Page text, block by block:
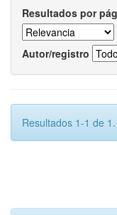
Resultados por
Autor/registro
Resultados 1-1 de 1.